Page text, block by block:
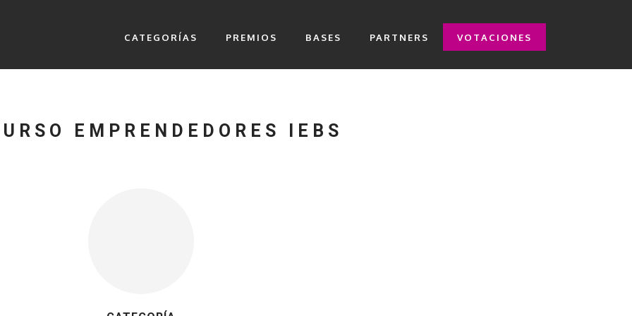
CATEGORÍAS PREMIOS BASES PARTNERS VOTACIONES
EMPRENDEDORES IEBS